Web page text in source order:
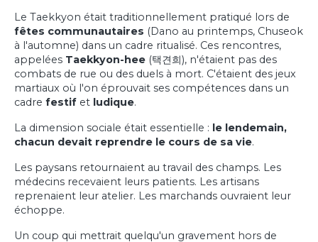
Le Taekkyon était traditionnellement pratiqué lors de
fêtes communautaires (Dano au printemps, Chuseok
à l'automne) dans un cadre ritualisé. Ces rencontres,
appelées Taekkyon-hee (택견희), n'étaient pas des
combats de rue ou des duels à mort. C'étaient des jeux
martiaux où l'on éprouvait ses compétences dans un
cadre festif et ludique.
La dimension sociale était essentielle : le lendemain,
chacun devait reprendre le cours de sa vie.
Les paysans retournaient au travail des champs. Les
médecins recevaient leurs patients. Les artisans
reprenaient leur atelier. Les marchands ouvraient leur
échoppe.
Un coup qui mettrait quelqu'un gravement hors de